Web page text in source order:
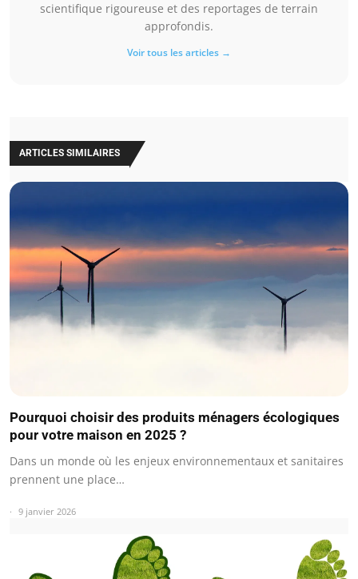
scientifique rigoureuse et des reportages de terrain
approfondis.
Voir tous les articles →
ARTICLES SIMILAIRES
Pourquoi choisir des produits ménagers écologiques
pour votre maison en 2025 ?
Dans un monde où les enjeux environnementaux et sanitaires
prennent une place…
9 janvier 2026